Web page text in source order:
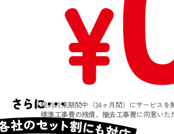
※契約約束期間中（24ヶ月間）にサービスを
標準工事費の残債、撤去工事費に同意いた